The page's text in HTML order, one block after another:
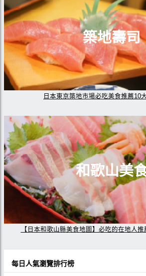
築地壽司
日本東京築地市場必吃美食推薦10
和歌山美
【日本和歌山縣美食地圖】必吃的在地人推
每日人氣瀏覽排行榜